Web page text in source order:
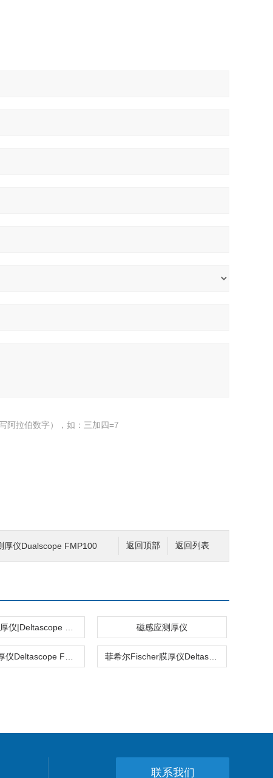
阿拉伯数字），如：三加四=7
返回列表
返回顶部
厚仪Dualscope FMP100
磁感应测厚仪
联系我们